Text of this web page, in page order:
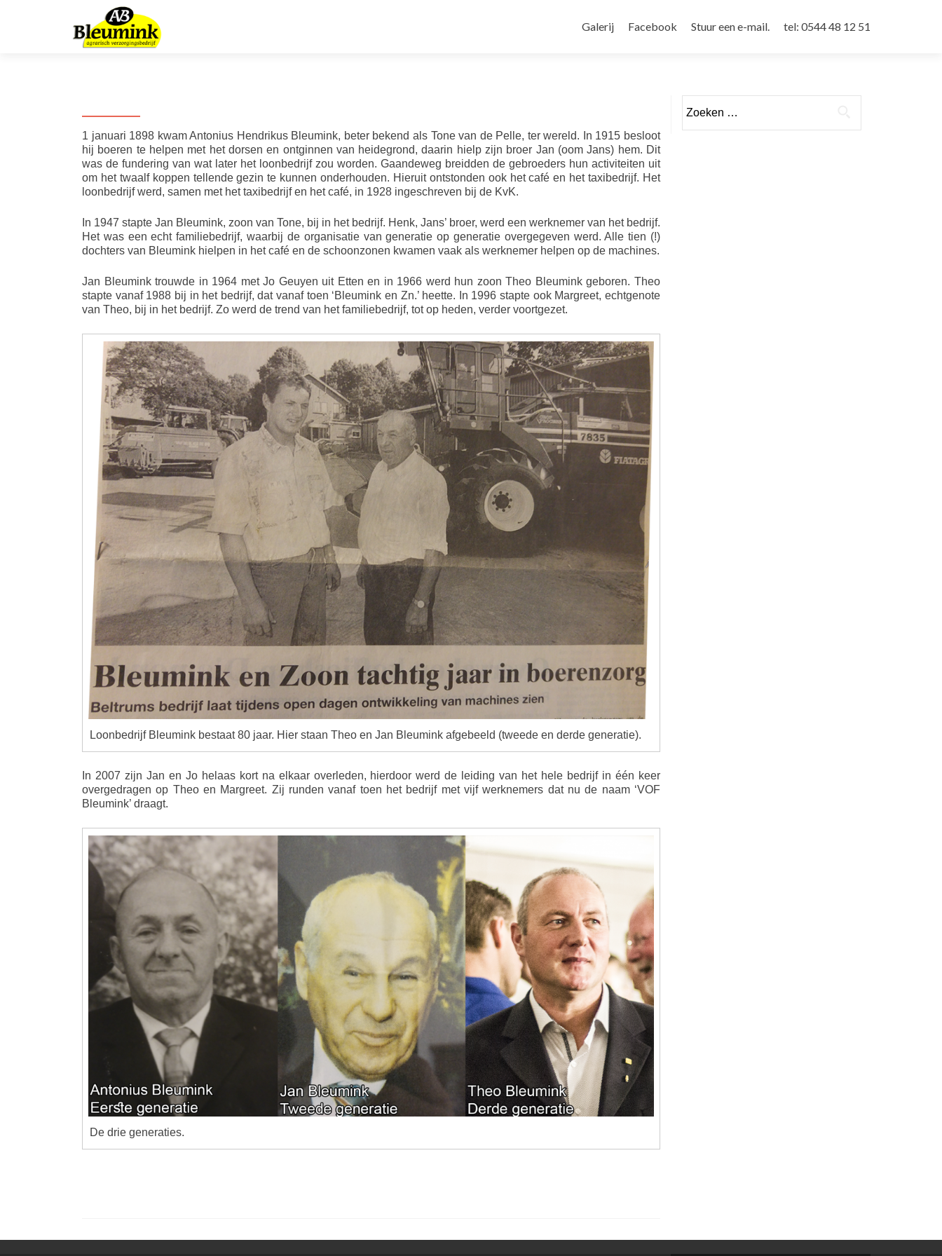
de
Galerij Facebook Stuur een e-mail. tel: 0544 48 12 51
1 januari 1898 kwam Antonius Hendrikus Bleumink, beter bekend als Tone van de Pelle, ter wereld. In 1915 besloot
hij boeren te helpen met het dorsen en ontginnen van heidegrond, daarin hielp zijn broer Jan (oom Jans) hem. Dit
was de fundering van wat later het loonbedrijf zou worden. Gaandeweg breidden de gebroeders hun activiteiten uit
om het twaalf koppen tellende gezin te kunnen onderhouden. Hieruit ontstonden ook het café en het taxibedrijf. Het
loonbedrijf werd, samen met het taxibedrijf en het café, in 1928 ingeschreven bij de KvK.
In 1947 stapte Jan Bleumink, zoon van Tone, bij in het bedrijf. Henk, Jans’ broer, werd een werknemer van het bedrijf.
Het was een echt familiebedrijf, waarbij de organisatie van generatie op generatie overgegeven werd. Alle tien (!)
dochters van Bleumink hielpen in het café en de schoonzonen kwamen vaak als werknemer helpen op de machines.
Jan Bleumink trouwde in 1964 met Jo Geuyen uit Etten en in 1966 werd hun zoon Theo Bleumink geboren. Theo
stapte vanaf 1988 bij in het bedrijf, dat vanaf toen ‘Bleumink en Zn.’ heette. In 1996 stapte ook Margreet, echtgenote
van Theo, bij in het bedrijf. Zo werd de trend van het familiebedrijf, tot op heden, verder voortgezet.
Loonbedrijf Bleumink bestaat 80 jaar. Hier staan Theo en Jan Bleumink afgebeeld (tweede en derde generatie).
In 2007 zijn Jan en Jo helaas kort na elkaar overleden, hierdoor werd de leiding van het hele bedrijf in één keer
overgedragen op Theo en Margreet. Zij runden vanaf toen het bedrijf met vijf werknemers dat nu de naam ‘VOF
Bleumink’ draagt.
De drie generaties.
naar: